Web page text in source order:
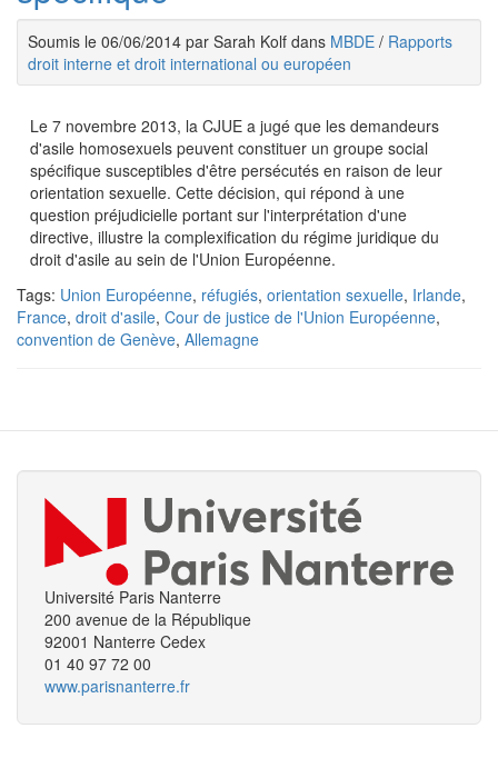
Soumis le 06/06/2014 par Sarah Kolf dans MBDE / Rapports
droit interne et droit international ou européen
Le 7 novembre 2013, la CJUE a jugé que les demandeurs
d'asile homosexuels peuvent constituer un groupe social
spécifique susceptibles d'être persécutés en raison de leur
orientation sexuelle. Cette décision, qui répond à une
question préjudicielle portant sur l'interprétation d'une
directive, illustre la complexification du régime juridique du
droit d'asile au sein de l'Union Européenne.
Tags: Union Européenne, réfugiés, orientation sexuelle, Irlande,
France, droit d'asile, Cour de justice de l'Union Européenne,
convention de Genève, Allemagne
Université Paris Nanterre
200 avenue de la République
92001 Nanterre Cedex
01 40 97 72 00
www.parisnanterre.fr